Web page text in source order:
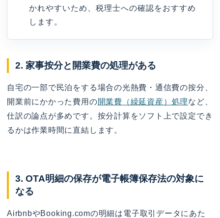
かれやすいため、税理士への確認をおすすめ
します。
2. 家事按分と開業費の処理がある
自宅の一部で民泊をする場合の光熱費・通信費の按分、
開業前にかかった費用の開業費（繰延資産）処理など、
仕訳の論点が多めです。按分計算をソフト上で設定でき
るかは作業時間に直結します。
3. OTA明細の保存が電子帳簿保存法の対象に
なる
AirbnbやBooking.comの明細は電子取引データにあた